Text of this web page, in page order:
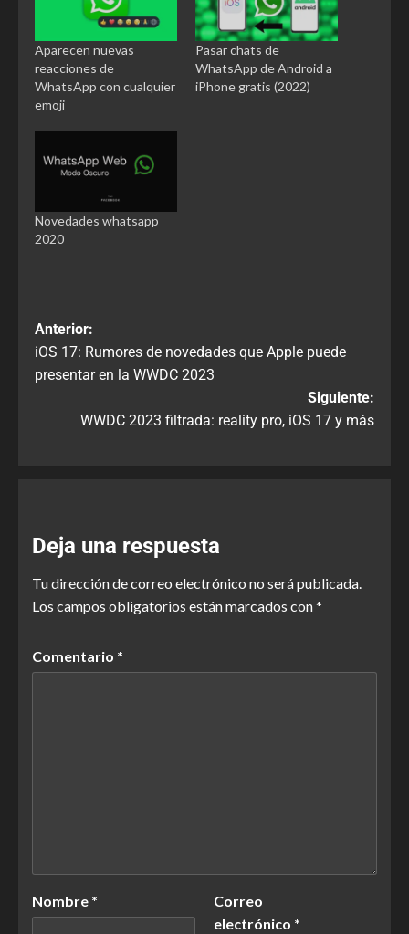
Aparecen nuevas
reacciones de
WhatsApp con cualquier
emoji
Pasar chats de
WhatsApp de Android a
iPhone gratis (2022)
Novedades whatsapp
2020
Anterior:
iOS 17: Rumores de novedades que Apple puede
presentar en la WWDC 2023
Siguiente:
WWDC 2023 filtrada: reality pro, iOS 17 y más
Deja una respuesta
Tu dirección de correo electrónico no será publicada.
Los campos obligatorios están marcados con*
Comentario *
Nombre *
Correo
electrónico *